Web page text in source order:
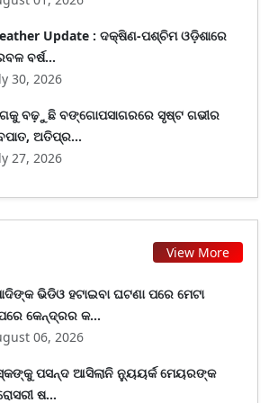
Update : ଦକ୍ଷିଣ-ପଶ୍ଚିମ ଓଡ଼ିଶାରେ
ବର୍ଷ...
30, 2026
ବଢ଼ୁଛି ବଙ୍ଗୋପସାଗରରେ ସୃଷ୍ଟ ଗଭୀର
ଅତିପ୍ର...
27, 2026
View More
ଭିଡିଓ ହଟାଇବା ଘଟଣା ପରେ ମେଟା
କେନ୍ଦ୍ରର କ...
06, 2026
ପସନ୍ଦ ଆସିଲାନି ନ୍ୟୁୟର୍କ ମେୟରଙ୍କ
ଷ...